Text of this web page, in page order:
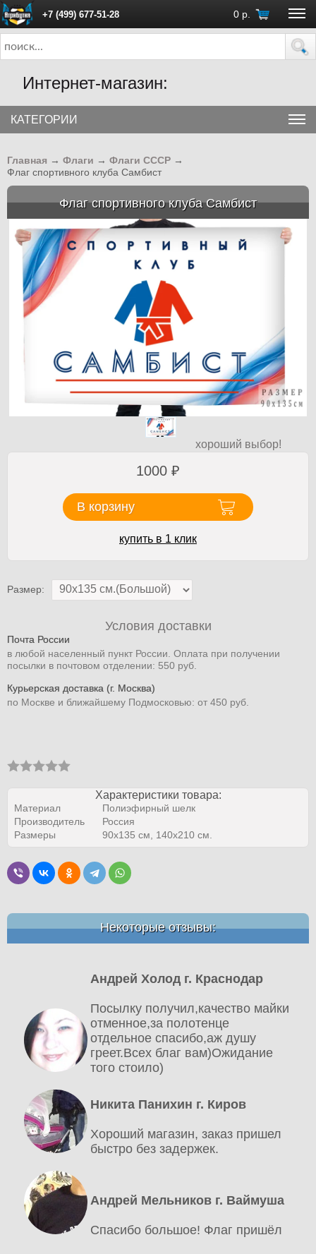
+7 (499) 677-51-28 0 р.
ПН - ПТ с 10:00 до 18:00 (Москва)
Интернет-магазин:
КАТЕГОРИИ
Главная → Флаги → Флаги СССР →
Флаг спортивного клуба Самбист
Флаг спортивного клуба Самбист
хороший выбор!
1000 ₽
В корзину
купить в 1 клик
Размер:
Условия доставки
Почта России
в любой населенный пункт России. Оплата при получении
посылки в почтовом отделении: 550 руб.
Курьерская доставка (г. Москва)
по Москве и ближайшему Подмосковью: от 450 руб.
Характеристики товара:
Материал
Полиэфирный шелк
Производитель
Россия
Размеры
90х135 см, 140х210 см.
Некоторые отзывы:
Андрей Холод г. Краснодар
Посылку получил,качество майки
отменное,за полотенце
отдельное спасибо,аж душу
греет.Всех благ вам)Ожидание
того стоило)
Никита Панихин г. Киров
Хороший магазин, заказ пришел
быстро без задержек.
Андрей Мельников г. Ваймуша
Спасибо большое! Флаг пришёл